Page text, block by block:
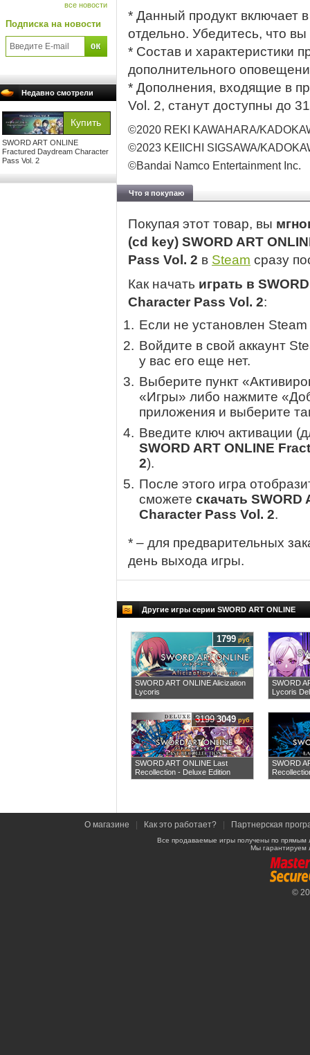
все новости
Подписка на новости
Недавно смотрели
SWORD ART ONLINE
Fractured Daydream Character
Pass Vol. 2
* Данный продукт включает
отдельно. Убедитесь, что
* Состав и характеристики
дополнительного
* Дополнения, входящие в
Vol. 2, станут доступны до
©2020 REKI KAWAHARA/
©2023 KEIICHI SIGSAWA/
©Bandai Namco Entertainment Inc.
Что я покупаю
Покупая этот товар, вы
(cd key) SWORD ART
Pass Vol. 2 в Steam сразу
Как начать играть в
Character Pass Vol. 2:
Если не установлен
Войдите в свой аккаунт
у вас его еще нет.
Выберите пункт
«Игры» либо нажмите
приложения и выберите
Введите ключ активации
SWORD ART ONLINE
2).
После этого игра
сможете скачать
Character Pass Vol. 2.
* – для предварительных
день выхода игры.
Другие игры серии SWORD ART ONLINE
SWORD ART ONLINE Alicization
Lycoris
1799 руб
SWORD
Lycoris
SWORD ART ONLINE Last
Recollection - Deluxe Edition
3199 3049руб
SWORD
О магазине Как это работает? Партнерская
Все продаваемые игры получены по
Мы гарантируем
©